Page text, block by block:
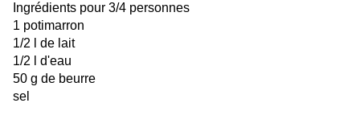
Ingrédients pour 3/4 personnes
1 potimarron
1/2 l de lait
1/2 l d'eau
50 g de beurre
sel